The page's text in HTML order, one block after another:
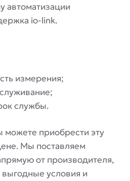
автоматизации
io-link.
измерения;
службы.
приобрести эту
Мы поставляем
от производителя,
условия и